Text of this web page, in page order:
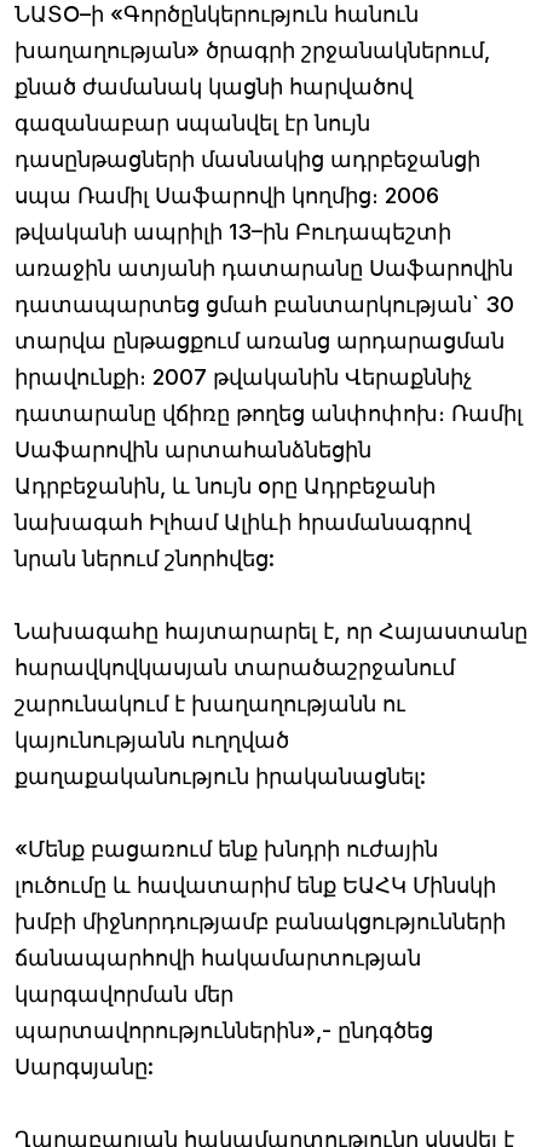
ՆԱՏՕ–ի «Գործընկերություն հանուն
խաղաղության» ծրագրի շրջանակներում,
քնած ժամանակ կացնի հարվածով
գազանաբար սպանվել էր նույն
դասընթացների մասնակից ադրբեջանցի
սպա Ռամիլ Սաֆարովի կողմից։ 2006
թվականի ապրիլի 13–ին Բուդապեշտի
առաջին ատյանի դատարանը Սաֆարովին
դատապարտեց ցմահ բանտարկության` 30
տարվա ընթացքում առանց արդարացման
իրավունքի։ 2007 թվականին Վերաքննիչ
դատարանը վճիռը թողեց անփոփոխ։ Ռամիլ
Սաֆարովին արտահանձնեցին
Ադրբեջանին, և նույն օրը Ադրբեջանի
նախագահ Իլհամ Ալիևի հրամանագրով
նրան ներում շնորհվեց:
Նախագահը հայտարարել է, որ Հայաստանը
հարավկովկասյան տարածաշրջանում
շարունակում է խաղաղությանն ու
կայունությանն ուղղված
քաղաքականություն իրականացնել:
«Մենք բացառում ենք խնդրի ուժային
լուծումը և հավատարիմ ենք ԵԱՀԿ Մինսկի
խմբի միջնորդությամբ բանակցությունների
ճանապարհովի հակամարտության
կարգավորման մեր
պարտավորություններին»,- ընդգծեց
Սարգսյանը:
Ղարաբաղյան հակամարտությունը սկսվել է